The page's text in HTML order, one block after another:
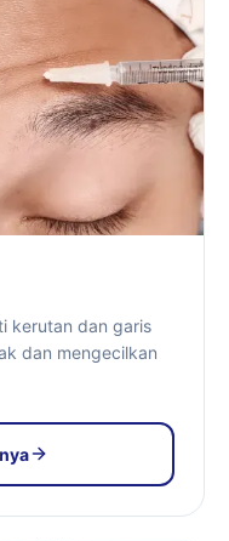
kerutan dan garis
dan mengecilkan